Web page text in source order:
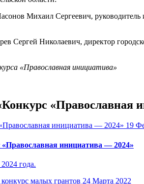
Михаил Сергеевич,
Сергей Николаевич, директор
«Православная инициатива»
«Православная
19
инициатива — 2024»
года.
24 Марта 2022